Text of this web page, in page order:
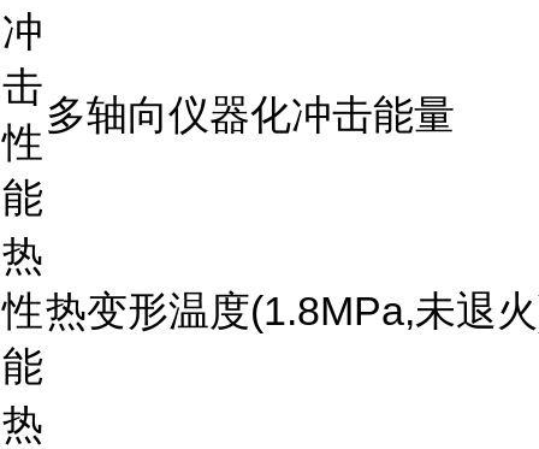
冲
击
性
能
多轴向仪器化冲击能量
热
性
能
热变形温度(1.8MPa,未退
热